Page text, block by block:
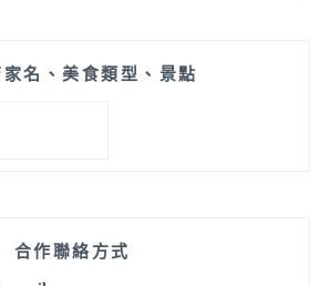
名、美食類型、景點
合作聯絡方式